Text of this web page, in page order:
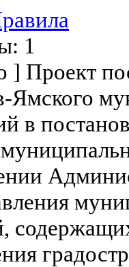
1
] Проект
Ямского
в